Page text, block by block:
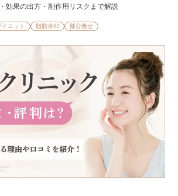
効果の出方・副作用リスクまで解説
イエット 脂肪冷却 部分痩せ